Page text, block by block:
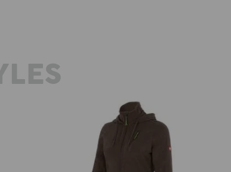
Kapuzen Fleece Jacke e.s.motion